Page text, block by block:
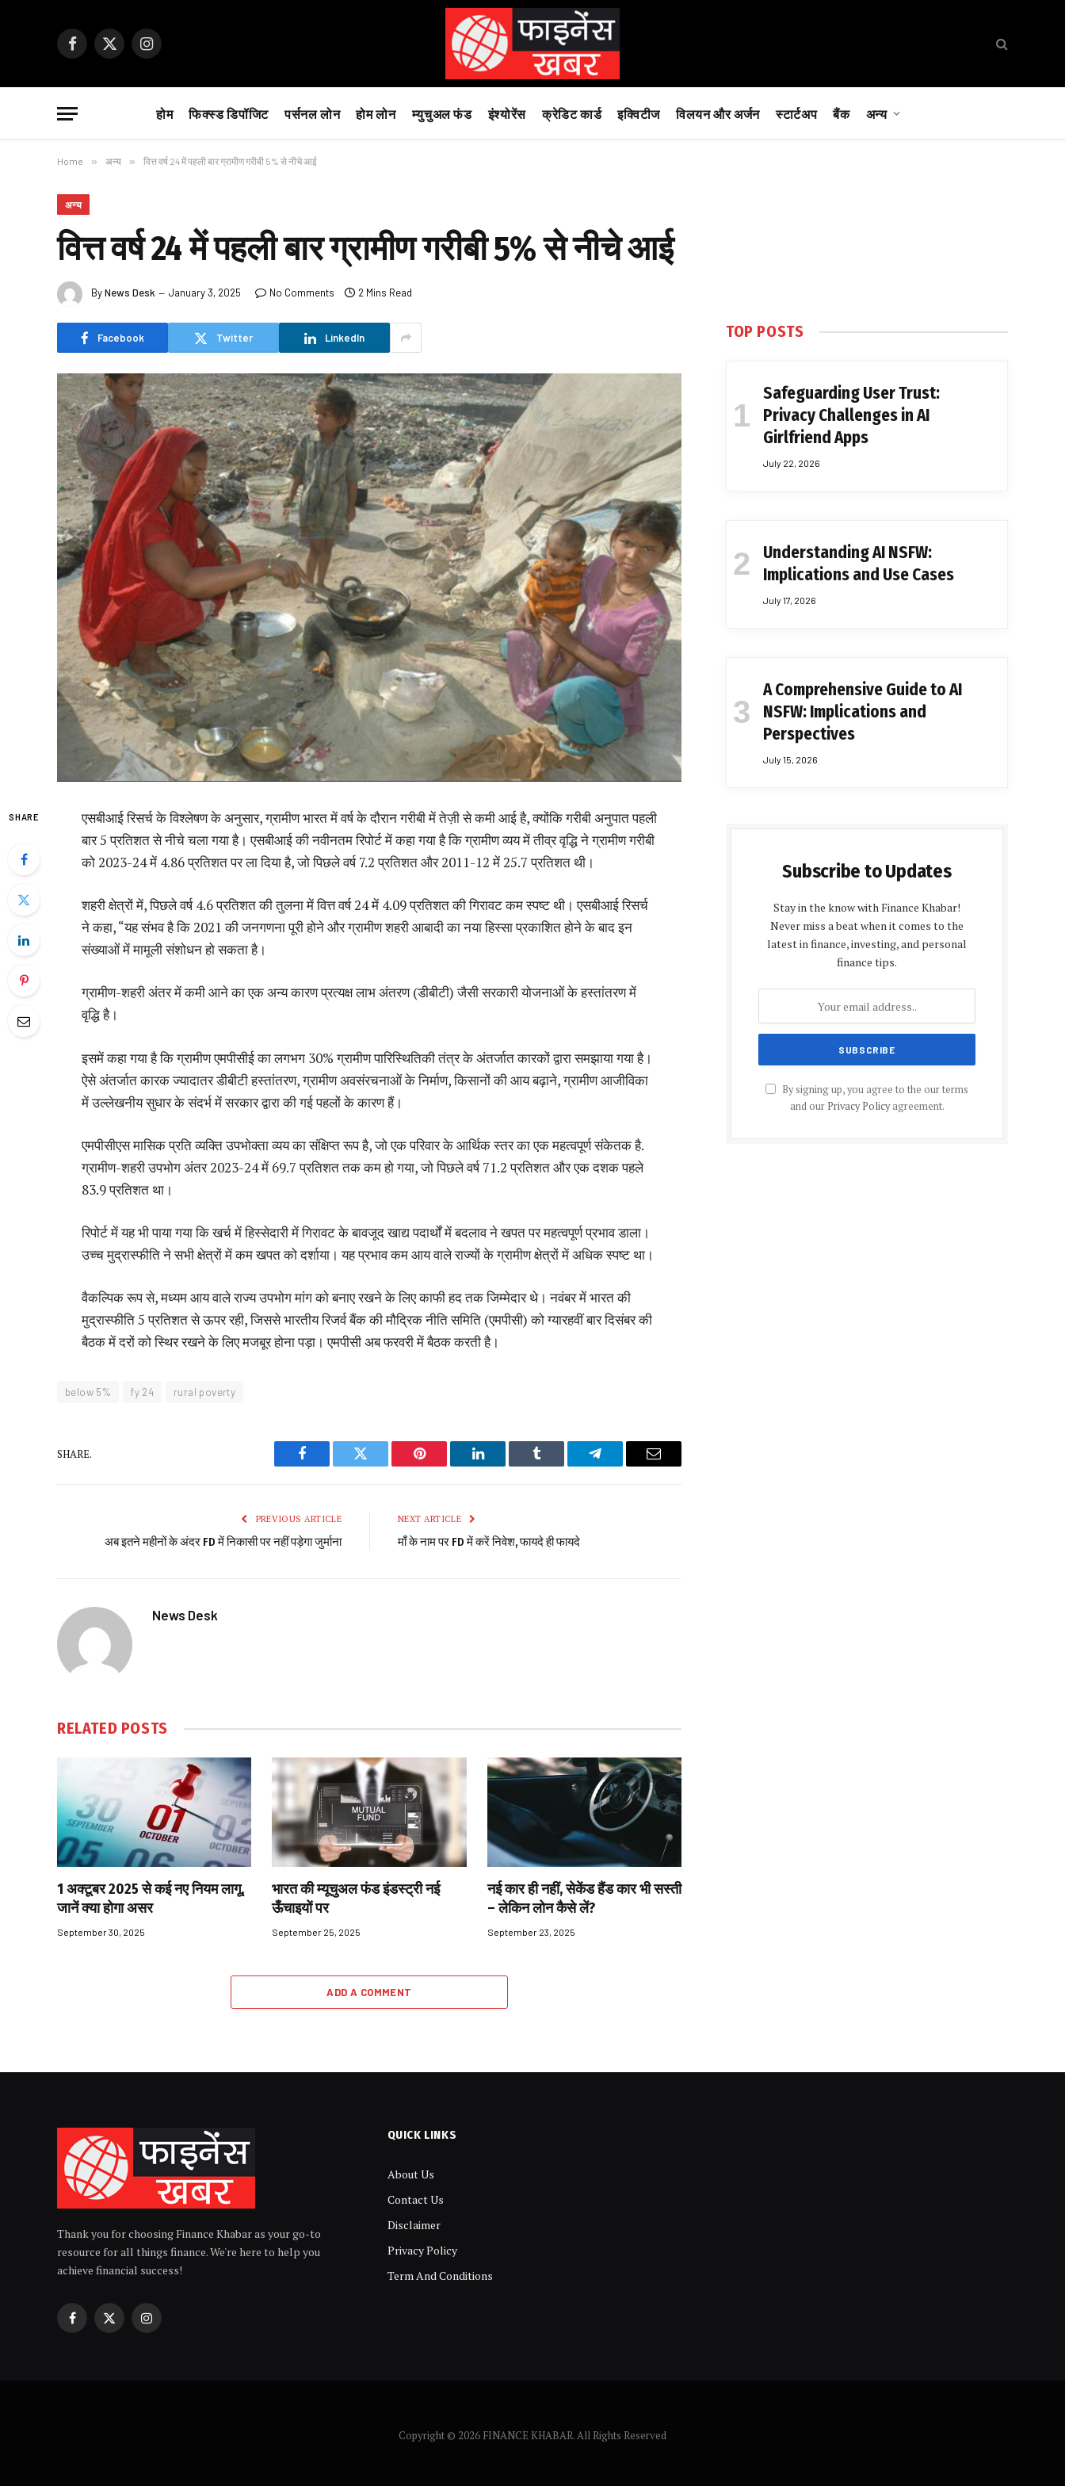
Facebook
X
Instagram
होम फिक्स्ड डिपॉजिट पर्सनल लोन होम लोन म्युचुअल फंड इंश्योरेंस क्रेडिट कार्ड इक्विटीज विलयन और अर्जन स्टार्टअप बैंक अन्य
Home » अन्य » वित्त वर्ष 24 में पहली बार ग्रामीण गरीबी 5% से नीचे आई
अन्य
वित्त वर्ष 24 में पहली बार ग्रामीण गरीबी 5% से नीचे आई
ByNews Desk January 3, 2025 No Comments 2 Mins Read
Facebook Twitter LinkedIn
SHARE
एसबीआई रिसर्च के विश्लेषण के अनुसार, ग्रामीण भारत में वर्ष के दौरान गरीबी में तेज़ी से कमी आई है, क्योंकि गरीबी अनुपात पहली
बार 5 प्रतिशत से नीचे चला गया है। एसबीआई की नवीनतम रिपोर्ट में कहा गया है कि ग्रामीण व्यय में तीव्र वृद्धि ने ग्रामीण गरीबी
को 2023-24 में 4.86 प्रतिशत पर ला दिया है, जो पिछले वर्ष 7.2 प्रतिशत और 2011-12 में 25.7 प्रतिशत थी।
शहरी क्षेत्रों में, पिछले वर्ष 4.6 प्रतिशत की तुलना में वित्त वर्ष 24 में 4.09 प्रतिशत की गिरावट कम स्पष्ट थी। एसबीआई रिसर्च
ने कहा, “यह संभव है कि 2021 की जनगणना पूरी होने और ग्रामीण शहरी आबादी का नया हिस्सा प्रकाशित होने के बाद इन
संख्याओं में मामूली संशोधन हो सकता है।
ग्रामीण-शहरी अंतर में कमी आने का एक अन्य कारण प्रत्यक्ष लाभ अंतरण (डीबीटी) जैसी सरकारी योजनाओं के हस्तांतरण में
वृद्धि है।
इसमें कहा गया है कि ग्रामीण एमपीसीई का लगभग 30% ग्रामीण पारिस्थितिकी तंत्र के अंतर्जात कारकों द्वारा समझाया गया है।
ऐसे अंतर्जात कारक ज्यादातर डीबीटी हस्तांतरण, ग्रामीण अवसंरचनाओं के निर्माण, किसानों की आय बढ़ाने, ग्रामीण आजीविका
में उल्लेखनीय सुधार के संदर्भ में सरकार द्वारा की गई पहलों के कारण हैं।
एमपीसीएस मासिक प्रति व्यक्ति उपभोक्ता व्यय का संक्षिप्त रूप है, जो एक परिवार के आर्थिक स्तर का एक महत्वपूर्ण संकेतक है.
ग्रामीण-शहरी उपभोग अंतर 2023-24 में 69.7 प्रतिशत तक कम हो गया, जो पिछले वर्ष 71.2 प्रतिशत और एक दशक पहले
83.9 प्रतिशत था।
रिपोर्ट में यह भी पाया गया कि खर्च में हिस्सेदारी में गिरावट के बावजूद खाद्य पदार्थों में बदलाव ने खपत पर महत्वपूर्ण प्रभाव डाला।
उच्च मुद्रास्फीति ने सभी क्षेत्रों में कम खपत को दर्शाया। यह प्रभाव कम आय वाले राज्यों के ग्रामीण क्षेत्रों में अधिक स्पष्ट था।
वैकल्पिक रूप से, मध्यम आय वाले राज्य उपभोग मांग को बनाए रखने के लिए काफी हद तक जिम्मेदार थे। नवंबर में भारत की
मुद्रास्फीति 5 प्रतिशत से ऊपर रही, जिससे भारतीय रिजर्व बैंक की मौद्रिक नीति समिति (एमपीसी) को ग्यारहवीं बार दिसंबर की
बैठक में दरों को स्थिर रखने के लिए मजबूर होना पड़ा। एमपीसी अब फरवरी में बैठक करती है।
below 5% fy 24 rural poverty
SHARE.
Facebook Twitter Pinterest LinkedIn Tumblr Telegram Email
PREVIOUS ARTICLE
अब इतने महीनों के अंदर FD में निकासी पर नहीं पड़ेगा जुर्माना
NEXT ARTICLE
माँ के नाम पर FD में करें निवेश, फायदे ही फायदे
News Desk
RELATED POSTS
1 अक्टूबर 2025 से कई नए नियम लागू,
जानें क्या होगा असर
September 30, 2025
भारत की म्यूचुअल फंड इंडस्ट्री नई
ऊँचाइयों पर
September 25, 2025
नई कार ही नहीं, सेकेंड हैंड कार भी सस्ती
– लेकिन लोन कैसे लें?
September 23, 2025
ADD A COMMENT
TOP POSTS
Safeguarding User Trust:
Privacy Challenges in AI
Girlfriend Apps
July 22, 2026
Understanding AI NSFW:
Implications and Use Cases
July 17, 2026
A Comprehensive Guide to AI
NSFW: Implications and
Perspectives
July 15, 2026
Subscribe to Updates
Stay in the know with Finance Khabar!
Never miss a beat when it comes to the
latest in finance, investing, and personal
finance tips.
By signing up, you agree to the our terms
and our Privacy Policyagreement.
Thank you for choosing Finance Khabar as your go-to
resource for all things finance. We're here to help you
achieve financial success!
Facebook
X
Instagram
QUICK LINKS
About Us
Contact Us
Disclaimer
Privacy Policy
Term And Conditions
Copyright © 2026 FINANCE KHABAR. All Rights Reserved